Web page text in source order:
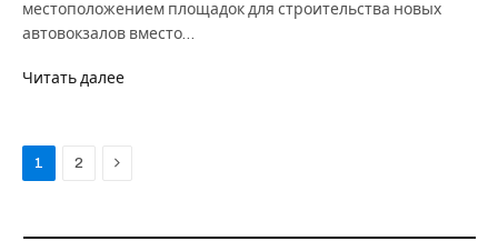
местоположением площадок для строительства новых
автовокзалов вместо…
Читать далее
1 2 Next